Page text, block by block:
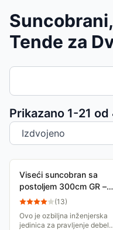
Tende za
Prikazano 1-21 od
Sortiranje proizvoda
Viseći suncobran sa
postoljem 300cm GR –
Vaš privatni oblak
(13)
Ovo je ozbiljna inženjerska
jedinica za pravljenje